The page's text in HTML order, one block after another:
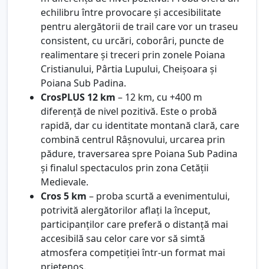
echilibru între provocare și accesibilitate
pentru alergătorii de trail care vor un traseu
consistent, cu urcări, coborâri, puncte de
realimentare și treceri prin zonele Poiana
Cristianului, Pârtia Lupului, Cheișoara și
Poiana Sub Padina.
CrosPLUS 12 km – 12 km, cu +400 m
diferență de nivel pozitivă. Este o probă
rapidă, dar cu identitate montană clară, care
combină centrul Râșnovului, urcarea prin
pădure, traversarea spre Poiana Sub Padina
și finalul spectaculos prin zona Cetății
Medievale.
Cros 5 km – proba scurtă a evenimentului,
potrivită alergătorilor aflați la început,
participanților care preferă o distanță mai
accesibilă sau celor care vor să simtă
atmosfera competiției într-un format mai